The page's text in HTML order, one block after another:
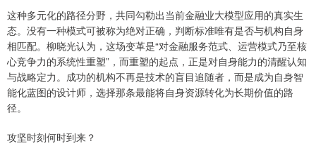
这种多元化的路径分野，共同勾勒出当前金融业大模型应用的真实生
态。没有一种模式可被称为绝对正确，判断标准唯有是否与机构自身
相匹配。柳晓光认为，这场变革是“对金融服务范式、运营模式乃至核
心竞争力的系统性重塑”，而重塑的起点，正是对自身能力的清醒认知
与战略定力。成功的机构不再是技术的盲目追随者，而是成为自身智
能化蓝图的设计师，选择那条最能将自身资源转化为长期价值的路
径。
攻坚时刻何时到来？